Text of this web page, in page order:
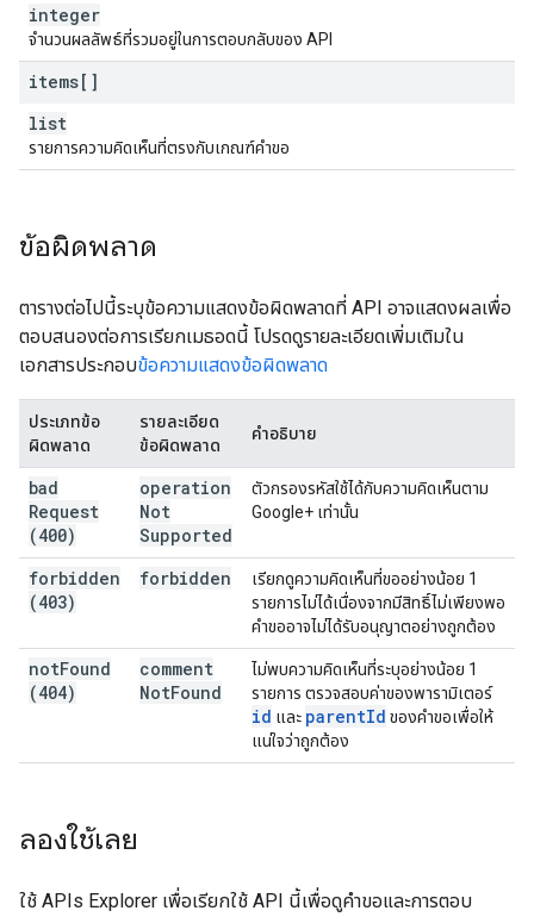
integer
จำนวนผลลัพธ์ที่รวมอยู่ในการตอบกลับของ API
items[]
list
รายการความคิดเห็นที่ตรงกับเกณฑ์คำขอ
ข้อผิดพลาด
ตารางต่อไปนี้ระบุข้อความแสดงข้อผิดพลาดที่ API อาจแสดงผลเพื่อ
ตอบสนองต่อการเรียกเมธอดนี้ โปรดดูรายละเอียดเพิ่มเติมใน
เอกสารประกอบข้อความแสดงข้อผิดพลาด
ประเภทข้อ
ผิดพลาด
รายละเอียด
ข้อผิดพลาด
คำอธิบาย
bad
Request
(400)
operation
Not
Supported
ตัวกรองรหัสใช้ได้กับความคิดเห็นตาม
Google+ เท่านั้น
forbidden
(403)
forbidden
เรียกดูความคิดเห็นที่ขออย่างน้อย 1
รายการไม่ได้เนื่องจากมีสิทธิ์ไม่เพียงพอ
คำขออาจไม่ได้รับอนุญาตอย่างถูกต้อง
notFound
(404)
comment
NotFound
ไม่พบความคิดเห็นที่ระบุอย่างน้อย 1
รายการ ตรวจสอบค่าของพารามิเตอร์
id และ parentId ของคําขอเพื่อให้
แน่ใจว่าถูกต้อง
ลองใช้เลย
ใช้ APIs Explorer เพื่อเรียกใช้ API นี้เพื่อดูคำขอและการตอบ